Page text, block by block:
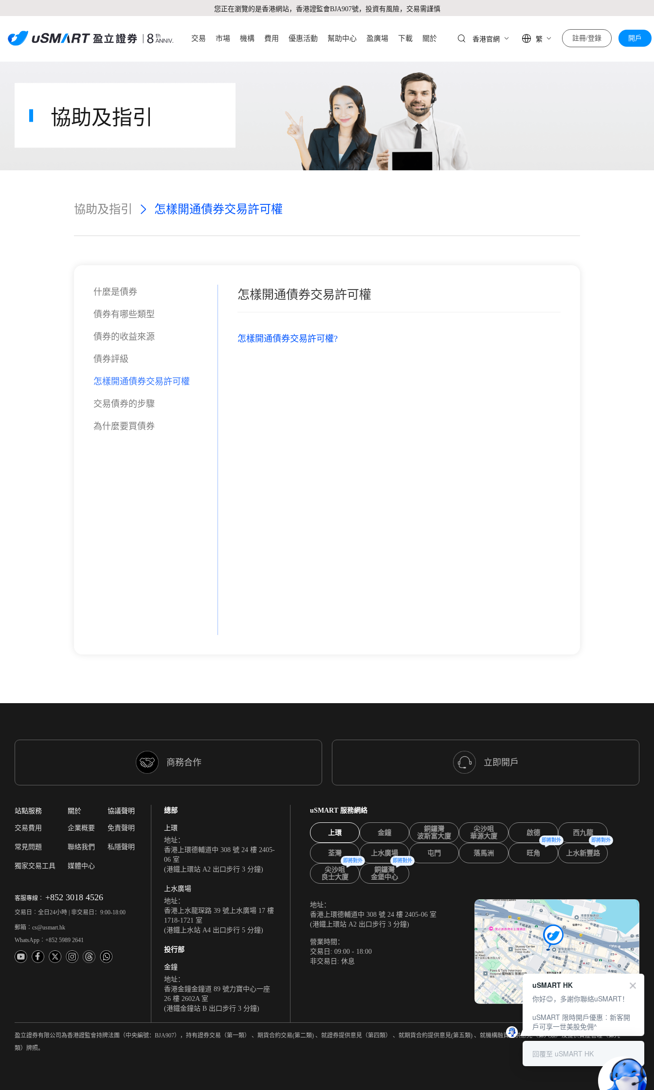
您正在瀏覽的是香港網站，香港證監會BJA907號，投資有風險，交易需謹慎
交易 市場 機構 費用 優惠活動 幫助中心 盈廣場 下載 關於 香港官網 繁 註冊/登錄 開戶
協助及指引
協助及指引 怎樣開通債券交易許可權
什麼是債券
債券有哪些類型
債券的收益來源
債券評級
怎樣開通債券交易許可權
交易債券的步驟
為什麼要買債券
怎樣開通債券交易許可權
怎樣開通債券交易許可權?
商務合作 立即開戶
站點服務
交易費用
常見問題
獨家交易工具
關於
企業概要
聯絡我們
媒體中心
協議聲明
免責聲明
私隱聲明
客服專線︰ +852 3018 4526
交易日︰全日24小時 | 非交易日：9:00-18:00
郵箱︰cs@usmart.hk
WhatsApp︰+852 5989 2641
總部
上環
地址：
香港上環德輔道中 308 號 24 樓 2405-
06 室
(港鐵上環站 A2 出口步行 3 分鐘)
上水廣場
地址：
香港上水龍琛路 39 號上水廣場 17 樓
1718-1721 室
(港鐵上水站 A4 出口步行 5 分鐘)
投行部
金鐘
地址：
香港金鐘金鐘道 89 號力寶中心一座
26 樓 2602A 室
(港鐵金鐘站 B 出口步行 3 分鐘)
uSMART 服務網絡
上環 金鐘
銅鑼灣
波斯富大廈
尖沙咀
華源大廈
啟德 西九龍
荃灣 上水廣場 屯門 落馬洲 旺角
即將對外
上水新豐路
即將對外
尖沙咀
良士大廈
即將對外
銅鑼灣
金堡中心
即將對外
地址：
香港上環德輔道中 308 號 24 樓 2405-06 室
(港鐵上環站 A2 出口步行 3 分鐘)
營業時間：
交易日: 09:00 - 18:00
非交易日: 休息
盈立證券有限公司為香港證監會持牌法團（中央編號：BJA907），持有證券交易（第一類） 、期貨合約交易(第二類) 、就證券提供意見（第四類） 、就期貨合約提供意見(第五類) 、就機構融資提供意見（第六類）及提供資產管理（第九
類）牌照。
uSMART HK
你好😊，多謝你聯絡uSMART！
uSMART 限時開戶優惠︰新客開
戶可享一世美股免佣^
回覆至 uSMART HK